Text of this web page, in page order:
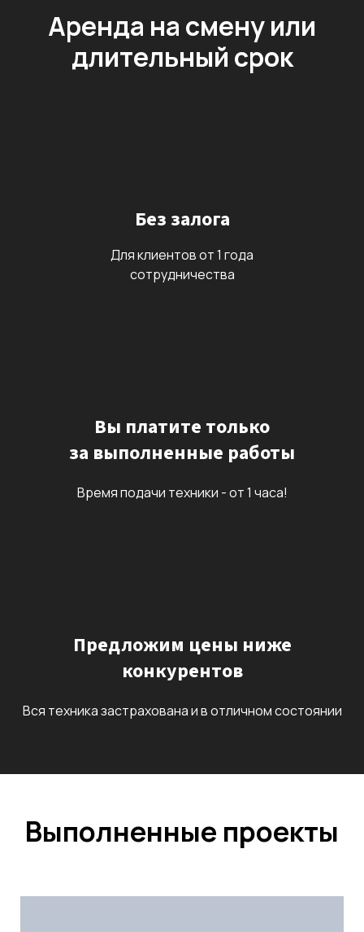
Аренда на смену или
длительный срок
Без залога
Для клиентов от 1 года
сотрудничества
Вы платите только
за выполненные работы
Время подачи техники - от 1 часа!
Предложим цены ниже
конкурентов
Вся техника застрахована и в отличном состоянии
Выполненные проекты